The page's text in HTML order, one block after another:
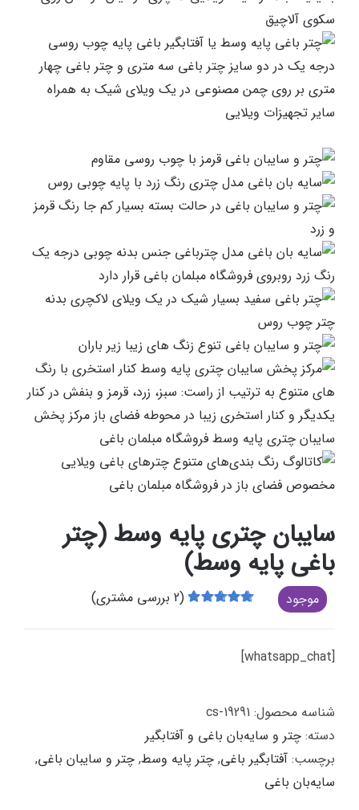
سایبان چتری پایه وسط (چتر
باغی پایه وسط)
موجود
مشتری
(
2بررسی مشتری)
[whatsapp_chat]
شناسه محصول: cs-19291
دسته: چتر و سایه‌بان باغی و آفتابگیر
برچسب: آفتابگیر باغی, چتر پایه وسط, چتر و سایبان باغی,
سایه‌بان باغی